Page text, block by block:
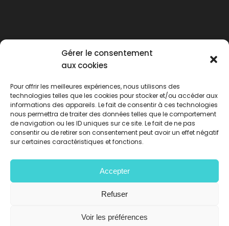
Gérer le consentement
aux cookies
Pour offrir les meilleures expériences, nous utilisons des
technologies telles que les cookies pour stocker et/ou accéder aux
informations des appareils. Le fait de consentir à ces technologies
nous permettra de traiter des données telles que le comportement
de navigation ou les ID uniques sur ce site. Le fait de ne pas
consentir ou de retirer son consentement peut avoir un effet négatif
sur certaines caractéristiques et fonctions.
Accepter
Refuser
Voir les préférences
Privacy policy-Legal Notice-Terms and
Procedure rules